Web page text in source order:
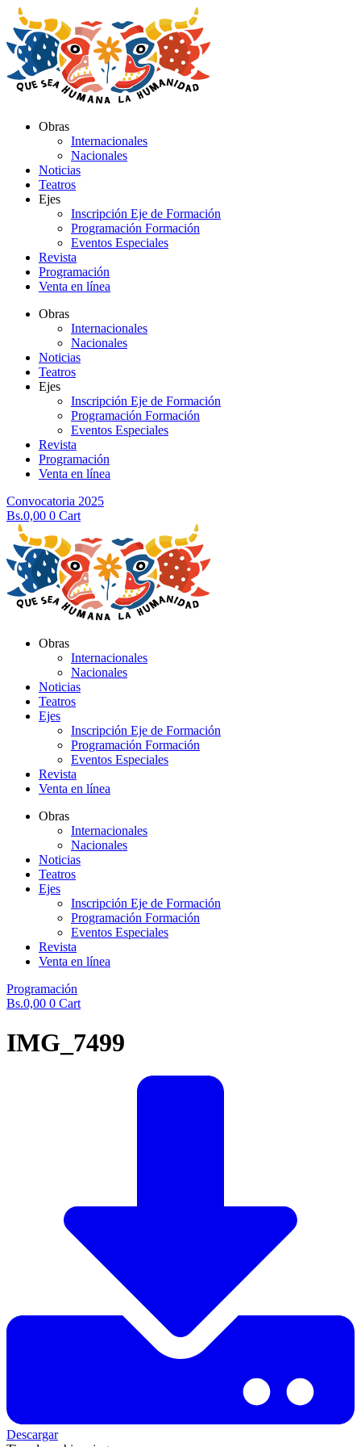
al
contenido
Obras
Internacionales
Nacionales
Noticias
Teatros
Ejes
Inscripción Eje de Formación
Programación Formación
Eventos Especiales
Revista
Programación
Venta en línea
Obras
Internacionales
Nacionales
Noticias
Teatros
Ejes
Inscripción Eje de Formación
Programación Formación
Eventos Especiales
Revista
Programación
Venta en línea
Convocatoria 2025
Bs.0,00 0 Cart
Obras
Internacionales
Nacionales
Noticias
Teatros
Ejes
Inscripción Eje de Formación
Programación Formación
Eventos Especiales
Revista
Venta en línea
Obras
Internacionales
Nacionales
Noticias
Teatros
Ejes
Inscripción Eje de Formación
Programación Formación
Eventos Especiales
Revista
Venta en línea
Programación
Bs.0,00 0 Cart
IMG_7499
Descargar